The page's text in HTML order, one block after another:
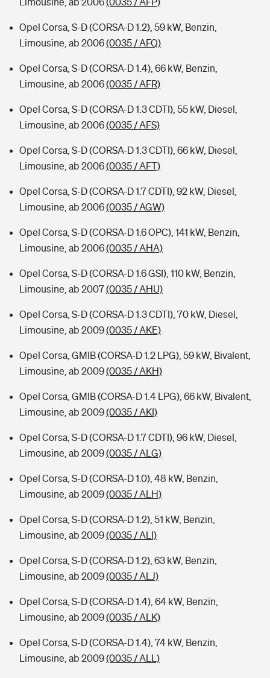
Opel Corsa, S-D (CORSA-D 1.2), 59 kW, Benzin,
Limousine, ab 2006(0035 / AFQ)
Opel Corsa, S-D (CORSA-D 1.4), 66 kW, Benzin,
Limousine, ab 2006(0035 / AFR)
Opel Corsa, S-D (CORSA-D 1.3 CDTI), 55 kW, Diesel,
Limousine, ab 2006(0035 / AFS)
Opel Corsa, S-D (CORSA-D 1.3 CDTI), 66 kW, Diesel,
Limousine, ab 2006(0035 / AFT)
Opel Corsa, S-D (CORSA-D 1.7 CDTI), 92 kW, Diesel,
Limousine, ab 2006(0035 / AGW)
Opel Corsa, S-D (CORSA-D 1.6 OPC), 141 kW, Benzin,
Limousine, ab 2006(0035 / AHA)
Opel Corsa, S-D (CORSA-D 1.6 GSI), 110 kW, Benzin,
Limousine, ab 2007(0035 / AHU)
Opel Corsa, S-D (CORSA-D 1.3 CDTI), 70 kW, Diesel,
Limousine, ab 2009(0035 / AKE)
Opel Corsa, GMIB (CORSA-D 1.2 LPG), 59 kW, Bivalent,
Limousine, ab 2009(0035 / AKH)
Opel Corsa, GMIB (CORSA-D 1.4 LPG), 66 kW, Bivalent,
Limousine, ab 2009(0035 / AKI)
Opel Corsa, S-D (CORSA-D 1.7 CDTI), 96 kW, Diesel,
Limousine, ab 2009(0035 / ALG)
Opel Corsa, S-D (CORSA-D 1.0), 48 kW, Benzin,
Limousine, ab 2009(0035 / ALH)
Opel Corsa, S-D (CORSA-D 1.2), 51 kW, Benzin,
Limousine, ab 2009(0035 / ALI)
Opel Corsa, S-D (CORSA-D 1.2), 63 kW, Benzin,
Limousine, ab 2009(0035 / ALJ)
Opel Corsa, S-D (CORSA-D 1.4), 64 kW, Benzin,
Limousine, ab 2009(0035 / ALK)
Opel Corsa, S-D (CORSA-D 1.4), 74 kW, Benzin,
Limousine, ab 2009(0035 / ALL)